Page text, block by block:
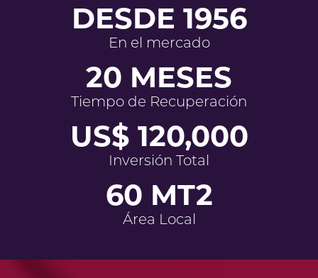
DESDE 1956
En el mercado
20 MESES
Tiempo de Recuperación
US$ 120,000
Inversión Total
60 MT2
Área Local